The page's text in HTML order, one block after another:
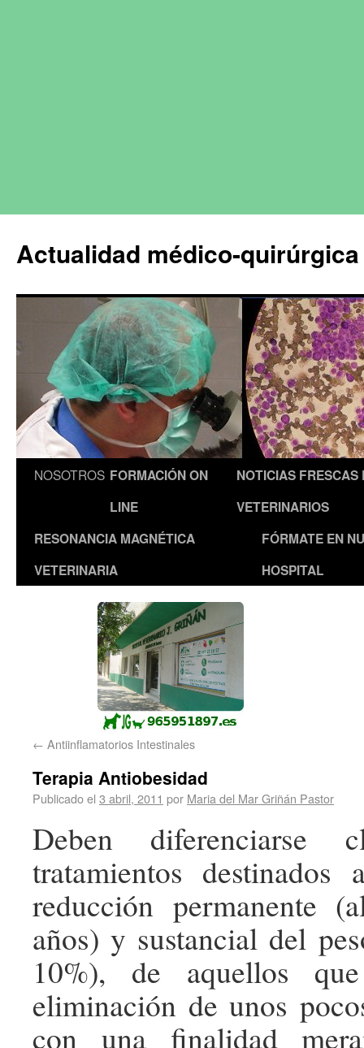
Actualidad médico-
NOSOTROS FORMACIÓN ON
LINE
NOTICIAS FRESCAS
VETERINARIOS
RESONANCIA MAGNÉTICA
VETERINARIA
FÓRMATE EN
HOSPITAL
← Antiinflamatorios Intestinales
Terapia Antiobesidad
Publicado el 3 abril, 2011 por Maria del Mar Griñán Pastor
Deben diferenciarse
tratamientos
reducción permanente
años) y sustancial del
10%), de aquellos
eliminación de unos
con una finalidad